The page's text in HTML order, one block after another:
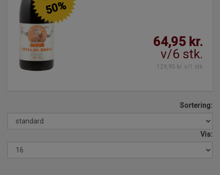
64,95 kr.
v/6 stk.
129,95 kr. v/1 stk
50%
Sortering:
Vis: